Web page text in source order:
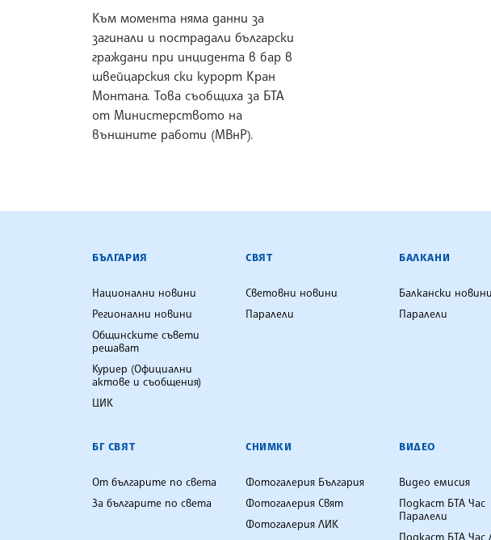
Към момента няма данни за
загинали и пострадали български
граждани при инцидента в бар в
швейцарския ски курорт Кран
Монтана. Това съобщиха за БТА
от Министерството на
външните работи (МВнР).
БЪЛГАРСКА ТЕЛЕГРАФНА АГЕНЦИЯ
БЪЛГАРИЯ
Национални новини
Регионални новини
Общинските съвети
решават
Куриер (Официални
актове и съобщения)
ЦИК
СВЯТ
Световни новини
Паралели
БАЛКАНИ
Балкански новини
Паралели
БГ СВЯТ
От българите по света
За българите по света
СНИМКИ
Фотогалерия България
Фотогалерия Свят
Фотогалерия ЛИК
ВИДЕО
Видео емисия
Подкаст БТА Час
Паралели
Подкаст БТА Час